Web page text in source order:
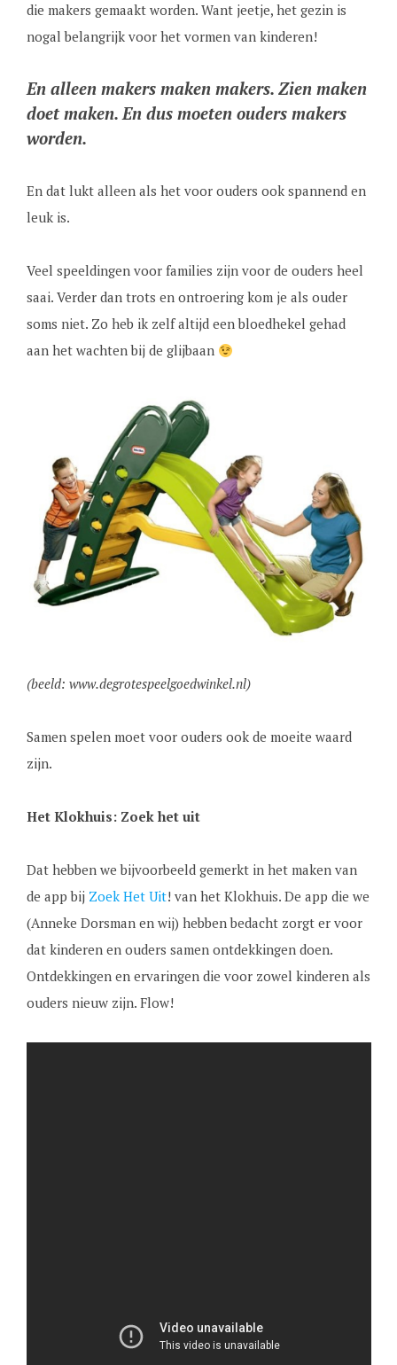
die makers gemaakt worden. Want jeetje, het gezin is
nogal belangrijk voor het vormen van kinderen!
En alleen makers maken makers. Zien maken
doet maken. En dus moeten ouders makers
worden.
En dat lukt alleen als het voor ouders ook spannend en
leuk is.
Veel speeldingen voor families zijn voor de ouders heel
saai. Verder dan trots en ontroering kom je als ouder
soms niet. Zo heb ik zelf altijd een bloedhekel gehad
aan het wachten bij de glijbaan
(beeld: www.degrotespeelgoedwinkel.nl)
Samen spelen moet voor ouders ook de moeite waard
zijn.
Het Klokhuis: Zoek het uit
Dat hebben we bijvoorbeeld gemerkt in het maken van
de app bij Zoek Het Uit! van het Klokhuis. De app die we
(Anneke Dorsman en wij) hebben bedacht zorgt er voor
dat kinderen en ouders samen ontdekkingen doen.
Ontdekkingen en ervaringen die voor zowel kinderen als
ouders nieuw zijn. Flow!